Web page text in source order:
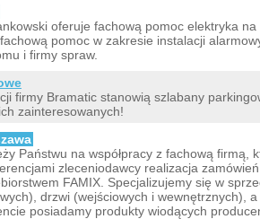
oferuje fachową pomoc elektryka
pomoc w zakresie instalacji
i firmy spraw.
firmy Bramatic stanowią szlabany
zainteresowanych!
Państwu na współpracy z fachową firmą,
zleceniodawcy realizacja
FAMIX. Specjalizujemy się w
drzwi (wejściowych i wewnętrznych),
posiadamy produkty wiodących